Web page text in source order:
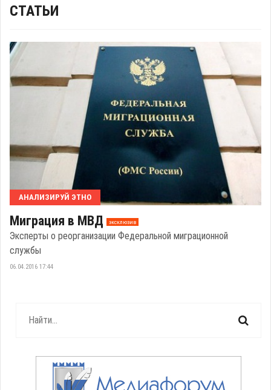
СТАТЬИ
АНАЛИЗИРУЙ ЭТНО
Миграция в МВД эксклюзив
Эксперты о реорганизации Федеральной миграционной
службы
06.04.2016 17:44